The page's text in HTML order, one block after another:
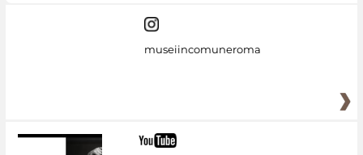
museiincomuneroma